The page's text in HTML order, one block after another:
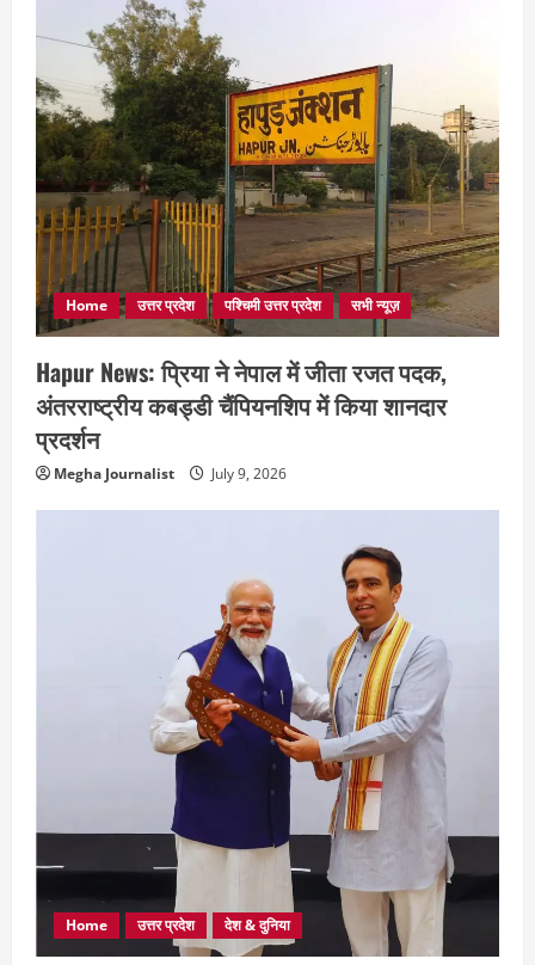
Home उत्तर प्रदेश पश्चिमी उत्तर प्रदेश सभी न्यूज़
Hapur News: प्रिया ने नेपाल में जीता रजत पदक,
अंतरराष्ट्रीय कबड्डी चैंपियनशिप में किया शानदार
प्रदर्शन
Megha Journalist July 9, 2026
Home उत्तर प्रदेश देश & दुनिया